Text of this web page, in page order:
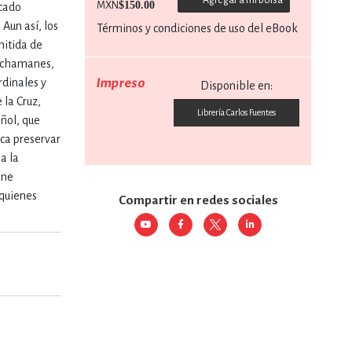
DERECHO
TEMAS AFINES
Y LINGÜÍSTICA
así, los
de
y
Cruz,
que
preservar
la
MXN$150.00
Términos y condiciones de uso del eBook
Impreso Disponible en:
Librería Carlos Fuentes
Compartir en redes sociales